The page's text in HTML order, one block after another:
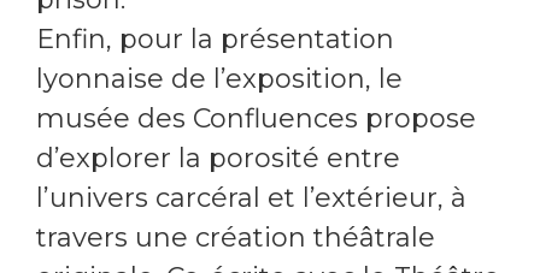
Enfin, pour la présentation
lyonnaise de l’exposition, le
musée des Confluences propose
d’explorer la porosité entre
l’univers carcéral et l’extérieur, à
travers une création théâtrale